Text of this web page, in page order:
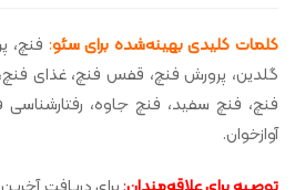
کلمات کلیدی بهینه‌شده برای سئو: فنچ،
گلدین، پرورش فنچ، قفس فنچ، غذای
فنچ، فنچ سفید، فنچ جاوه، رفتارشناسی
آوازخوان.